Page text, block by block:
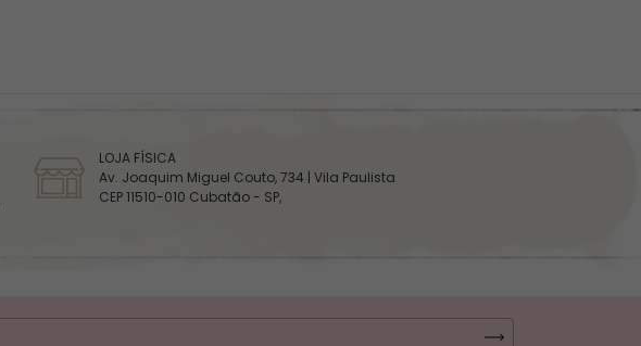
LOJA FÍSICA
Av. Joaquim Miguel Couto, 734 | Vila Paulista
CEP 11510-010 Cubatão - SP,